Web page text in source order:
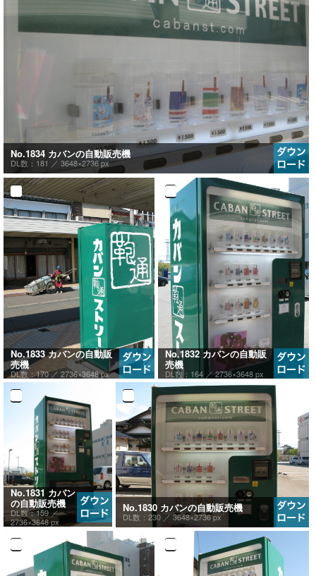
No.1834 カバンの自動販売機
DL数：181 ／ 3648×2736 px
No.1833 カバンの自動販
売機
DL数：170 ／ 2736×3648 px
No.1832 カバンの自動販
売機
DL数：164 ／2736×3648 px
No.1831 カバン
の自動販売機
DL数：159 ／
2736×3648 px
No.1830 カバンの自動販売機
DL数：230 ／ 3648×2736 px